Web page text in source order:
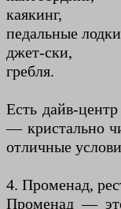
каякинг,
педальные
джет-ски,
гребля.
Есть дайв-
— кристально
отличные
4. Променад,
Променад —